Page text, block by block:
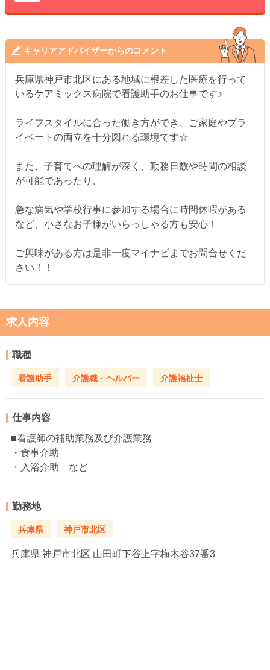
キャリアアドバイザーからのコメント
兵庫県神戸市北区にある地域に根差した医療を行って
いるケアミックス病院で看護助手のお仕事です♪
ライフスタイルに合った働き方ができ、ご家庭やプラ
イベートの両立を十分図れる環境です☆
また、子育てへの理解が深く、勤務日数や時間の相談
が可能であったり、
急な病気や学校行事に参加する場合に時間休暇がある
など、小さなお子様がいらっしゃる方も安心！
ご興味がある方は是非一度マイナビまでお問合せくだ
さい！！
求人内容
職種
看護助手 介護職・ヘルパー 介護福祉士
仕事内容
■看護師の補助業務及び介護業務
・食事介助
・入浴介助 など
勤務地
兵庫県 神戸市北区
兵庫県 神戸市北区 山田町下谷上字梅木谷37番3